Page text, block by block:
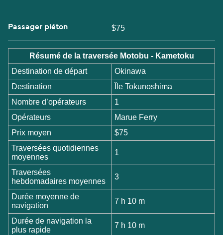
Passager piéton $75
Résumé de la traversée Motobu - Kametoku
Destination de départ
Okinawa
Destination
Île Tokunoshima
Nombre d’opérateurs
1
Opérateurs
Marue Ferry
Prix moyen
$75
Traversées quotidiennes
moyennes
1
Traversées
hebdomadaires moyennes
3
Durée moyenne de
navigation
7 h 10 m
Durée de navigation la
plus rapide
7 h 10 m